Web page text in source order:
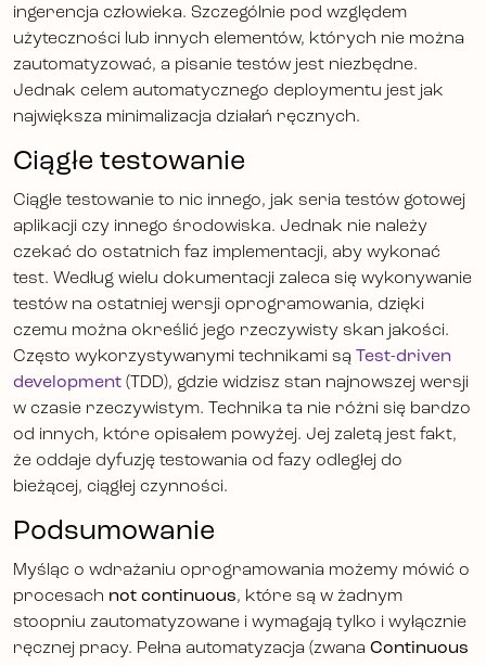
ingerencja człowieka. Szczególnie pod względem
użyteczności lub innych elementów, których nie można
zautomatyzować, a pisanie testów jest niezbędne.
Jednak celem automatycznego deploymentu jest jak
największa minimalizacja działań ręcznych.
Ciągłe testowanie
Ciągłe testowanie to nic innego, jak seria testów gotowej
aplikacji czy innego środowiska. Jednak nie należy
czekać do ostatnich faz implementacji, aby wykonać
test. Według wielu dokumentacji zaleca się wykonywanie
testów na ostatniej wersji oprogramowania, dzięki
czemu można określić jego rzeczywisty skan jakości.
Często wykorzystywanymi technikami są Test-driven
development (TDD), gdzie widzisz stan najnowszej wersji
w czasie rzeczywistym. Technika ta nie różni się bardzo
od innych, które opisałem powyżej. Jej zaletą jest fakt,
że oddaje dyfuzję testowania od fazy odległej do
bieżącej, ciągłej czynności.
Podsumowanie
Myśląc o wdrażaniu oprogramowania możemy mówić o
procesach not continuous, które są w żadnym
stoopniu zautomatyzowane i wymagają tylko i wyłącznie
ręcznej pracy. Pełna automatyzacja (zwana Continuous